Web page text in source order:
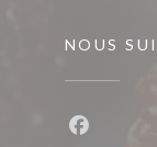
NOUS